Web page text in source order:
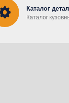
Каталог
Каталог